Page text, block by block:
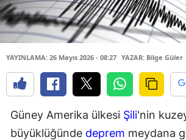
YAYINLAMA: 26 Mayıs 2026 - 08:27 YAZAR: Bilge Güler
Güney Amerika ülkesi Şili'nin
büyüklüğünde deprem meydana